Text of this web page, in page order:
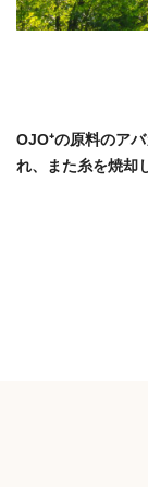
OJO⁺の原料のア
れ、また糸を焼却